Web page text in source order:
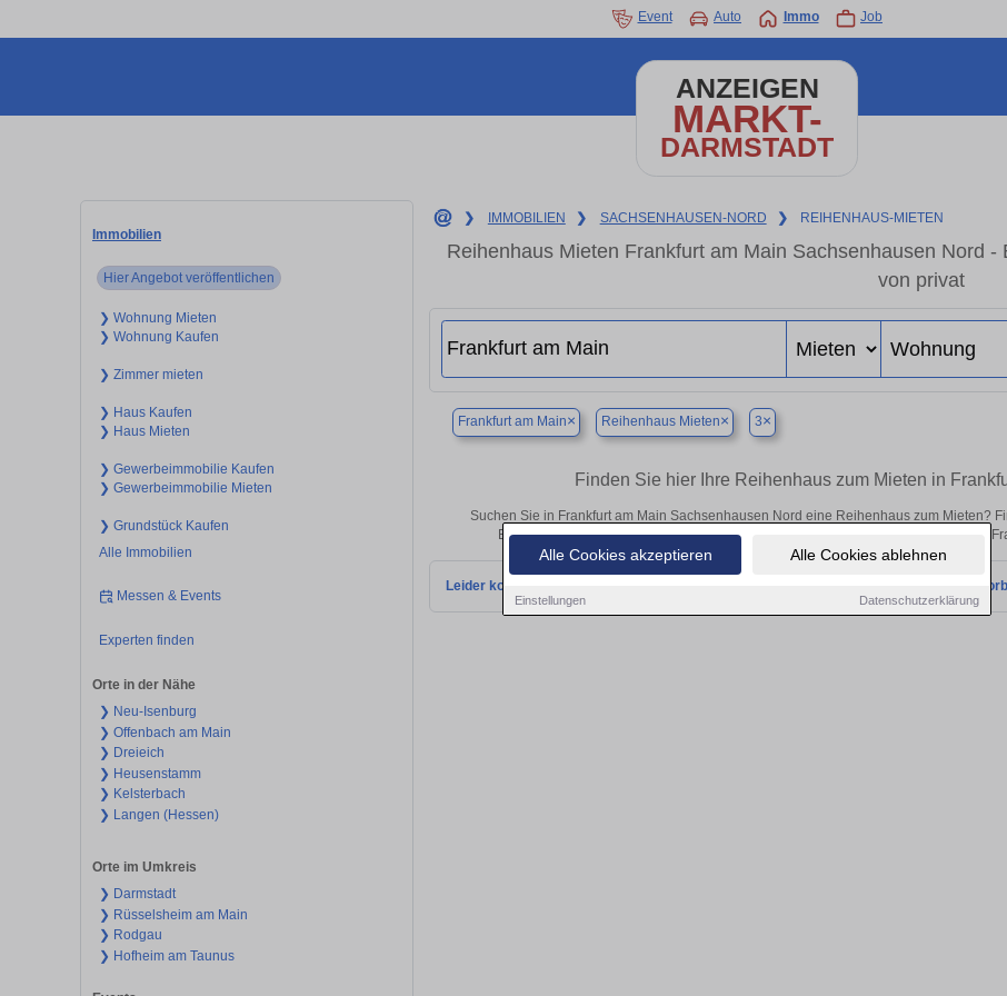
Alle Cookies akzeptieren Alle Cookies ablehnen
Einstellungen Datenschutzerklärung
Event Auto Immo Job
ANZEIGEN
MARKT-
DARMSTADT
Immobilien
Hier Angebot veröffentlichen
❯ Wohnung Mieten
❯ Wohnung Kaufen
❯ Zimmer mieten
❯ Haus Kaufen
❯ Haus Mieten
❯ Gewerbeimmobilie Kaufen
❯ Gewerbeimmobilie Mieten
❯ Grundstück Kaufen
Alle Immobilien
Messen & Events
Experten finden
Orte in der Nähe
❯ Neu-Isenburg
❯ Offenbach am Main
❯ Dreieich
❯ Heusenstamm
❯ Kelsterbach
❯ Langen (Hessen)
Orte im Umkreis
❯ Darmstadt
❯ Rüsselsheim am Main
❯ Rodgau
❯ Hofheim am Taunus
❯ IMMOBILIEN ❯ SACHSENHAUSEN-NORD ❯ REIHENHAUS-MIETEN
Reihenhaus Mieten Frankfurt am Main Sachsenhausen Nord
von privat
Frankfurt am Main× Reihenhaus Mieten× 3×
Finden Sie hier Ihre Reihenhaus zum Mieten in
Suchen Sie in Frankfurt am Main Sachsenhausen Nord eine Reihenhaus zum Mieten?
Egal, ob als Kapitalanlage oder zur Vermietung – hier finden Sie Ihre Immobilie in
Leider konnten wir derzeit keine passenden Objekte finden. Schauen Sie bald wieder